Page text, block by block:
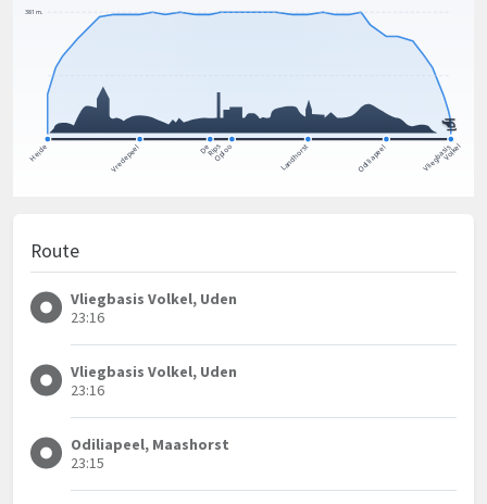
Route
Vliegbasis Volkel, Uden
23:16
Vliegbasis Volkel, Uden
23:16
Odiliapeel, Maashorst
23:15